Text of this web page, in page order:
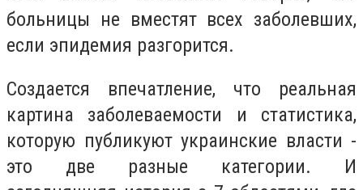
больницы не вместят всех заболевших,
если эпидемия разгорится.
Создается впечатление, что реальная
картина заболеваемости и статистика,
которую публикуют украинские власти -
это две разные категории. И